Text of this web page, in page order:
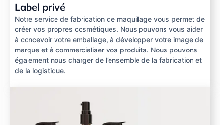
Label privé
Notre service de fabrication de maquillage vous permet de
créer vos propres cosmétiques. Nous pouvons vous aider
à concevoir votre emballage, à développer votre image de
marque et à commercialiser vos produits. Nous pouvons
également nous charger de l’ensemble de la fabrication et
de la logistique.